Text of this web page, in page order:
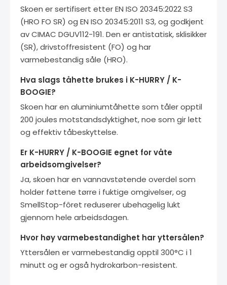
Skoen er sertifisert etter EN ISO 20345:2022 S3
(HRO FO SR) og EN ISO 20345:2011 S3, og godkjent
av CIMAC DGUV112-191. Den er antistatisk, sklisikker
(SR), drivstoffresistent (FO) og har
varmebestandig såle (HRO).
Hva slags tåhette brukes i K-HURRY / K-
BOOGIE?
Skoen har en aluminiumtåhette som tåler opptil
200 joules motstandsdyktighet, noe som gir lett
og effektiv tåbeskyttelse.
Er K-HURRY / K-BOOGIE egnet for våte
arbeidsomgivelser?
Ja, skoen har en vannavstøtende overdel som
holder føttene tørre i fuktige omgivelser, og
SmellStop-fôret reduserer ubehagelig lukt
gjennom hele arbeidsdagen.
Hvor høy varmebestandighet har yttersålen?
Yttersålen er varmebestandig opptil 300°C i 1
minutt og er også hydrokarbon-resistent.